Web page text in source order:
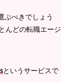
ぶべきでしょう
んどの転職エージ
というサービスで